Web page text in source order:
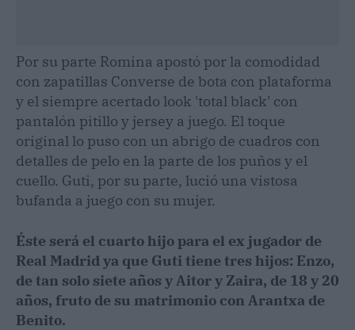
Por su parte Romina apostó por la comodidad
con zapatillas Converse de bota con plataforma
y el siempre acertado look 'total black' con
pantalón pitillo y jersey a juego. El toque
original lo puso con un abrigo de cuadros con
detalles de pelo en la parte de los puños y el
cuello. Guti, por su parte, lució una vistosa
bufanda a juego con su mujer.
Éste será el cuarto hijo para el ex jugador de
Real Madrid ya que Guti tiene tres hijos: Enzo,
de tan solo siete años y Aitor y Zaira, de 18 y 20
años, fruto de su matrimonio con Arantxa de
Benito.